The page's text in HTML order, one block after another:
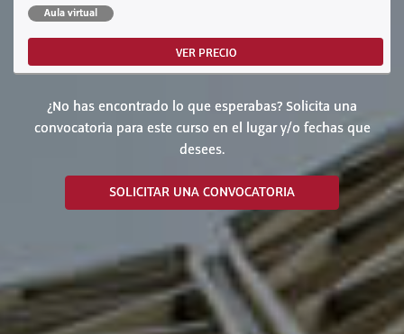
Aula virtual
VER PRECIO
¿No has encontrado lo que esperabas? Solicita una
convocatoria para este curso en el lugar y/o fechas que
desees.
SOLICITAR UNA CONVOCATORIA